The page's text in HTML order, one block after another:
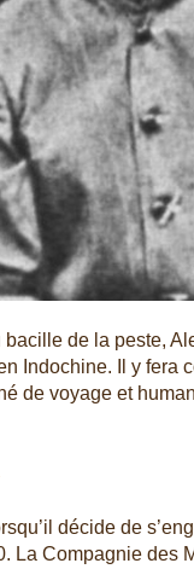
de la peste,
Indochine. Il y
de voyage et
décide de
La Compagnie des